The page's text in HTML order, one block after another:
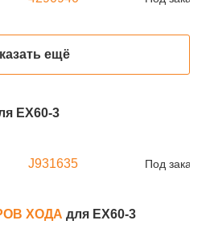
ещё
EX60-3
J931635 Под заказ
ХОДА для EX60-3